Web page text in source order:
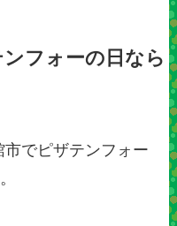
フォーの日なら
でピザテンフォー